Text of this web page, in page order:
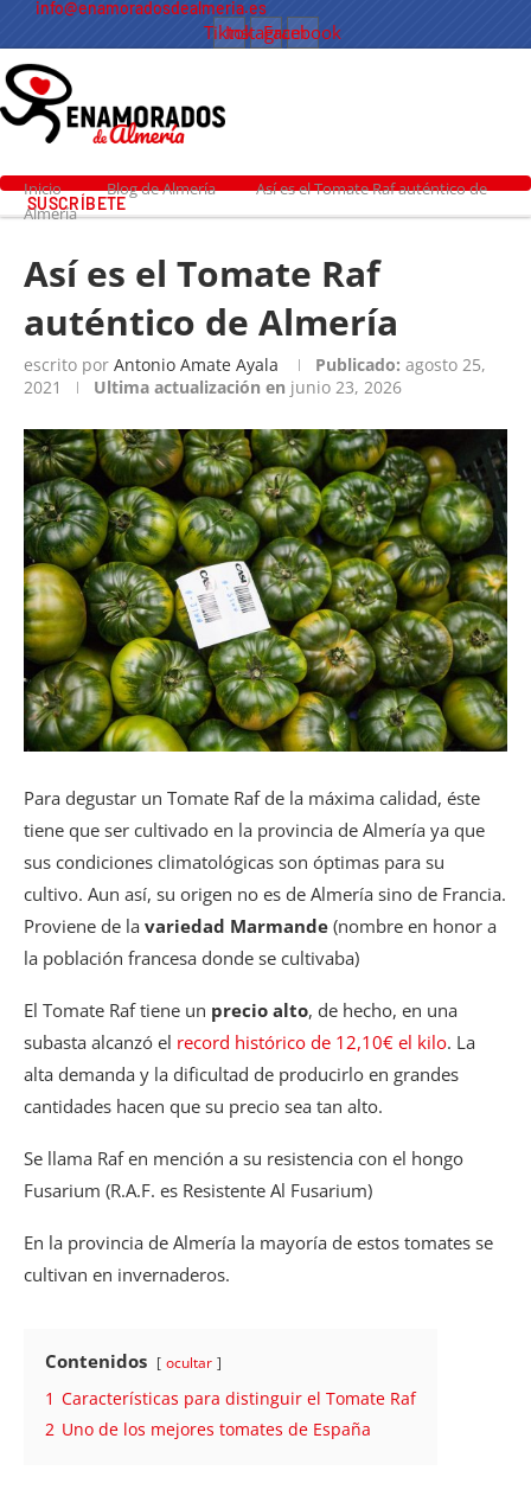
info@enamoradosdealmeria.es
Tiktok
Instagram
Facebook
SUSCRÍBETE
Inicio Blog de Almería
Así es el Tomate Raf auténtico de
Almería
Así es el Tomate Raf
auténtico de Almería
escrito por Antonio Amate Ayala Publicado: agosto 25,
2021
Ultima actualización en junio 23, 2026
Para degustar un Tomate Raf de la máxima calidad, éste
tiene que ser cultivado en la provincia de Almería ya que
sus condiciones climatológicas son óptimas para su
cultivo. Aun así, su origen no es de Almería sino de Francia.
Proviene de la variedad Marmande (nombre en honor a
la población francesa donde se cultivaba)
El Tomate Raf tiene un precio alto, de hecho, en una
subasta alcanzó el record histórico de 12,10€ el kilo. La
alta demanda y la dificultad de producirlo en grandes
cantidades hacen que su precio sea tan alto.
Se llama Raf en mención a su resistencia con el hongo
Fusarium (R.A.F. es Resistente Al Fusarium)
En la provincia de Almería la mayoría de estos tomates se
cultivan en invernaderos.
Contenidos ocultar
1 Características para distinguir el Tomate Raf
2 Uno de los mejores tomates de España